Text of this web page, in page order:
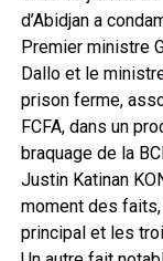
d’Abidjan a
Premier ministre
Dallo et le
prison ferme,
FCFA, dans un
braquage de la
Justin Katinan
moment des
principal et les